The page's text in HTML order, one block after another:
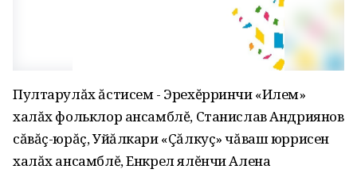
Пултарулăх ăстисем - Эрехĕрринчи «Илем»
халăх фольклор ансамблĕ, Станислав Андриянов
сăвăç-юрăç‚ Уйăлкари «Çăлкуç» чăваш юррисен
халăх ансамблĕ‚ Енкрел ялĕнчи Алена